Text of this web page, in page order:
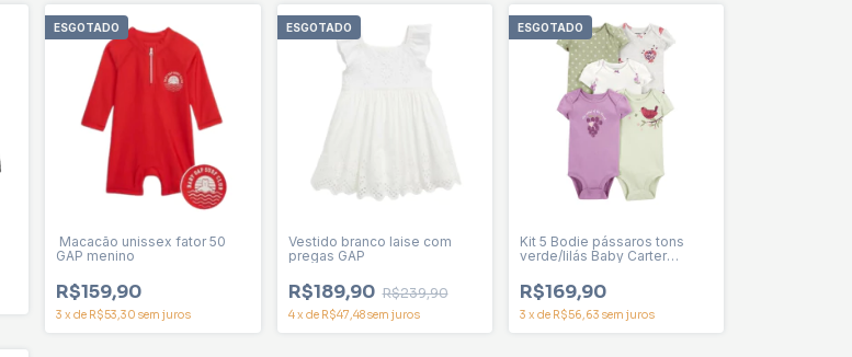
ESGOTADO
Macacão unissex fator 50
GAP menino
R$159,90
3 xde R$53,30 sem juros
ESGOTADO
Vestido branco laise com
pregas GAP
R$189,90 R$239,90
4x de R$47,48sem juros
ESGOTADO
Kit 5 Bodie pássaros tons
verde/lilás Baby Carter
R$169,90
3 x de R$56,63 sem juros